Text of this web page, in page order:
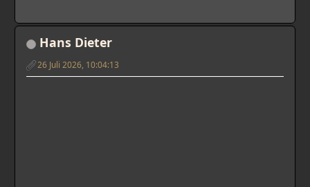
Hans Dieter
26 Juli 2026, 10:04:13